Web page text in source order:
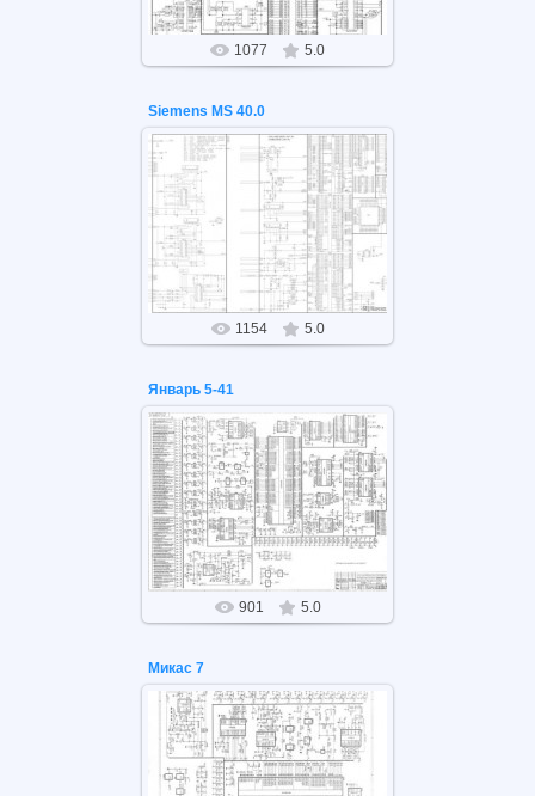
1077 5.0
Siemens MS 40.0
26.05.2021
Siemens MS 40.0
1154 5.0
Январь 5-41
26.05.2021
Январь 5-41
901 5.0
Микас 7
26.05.2021
Микас 7